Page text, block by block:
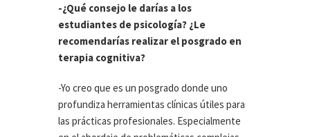
-¿Qué consejo le darías a los
estudiantes de psicología? ¿Le
recomendarías realizar el posgrado en
terapia cognitiva?
-Yo creo que es un posgrado donde uno
profundiza herramientas clínicas útiles para
las prácticas profesionales. Especialmente